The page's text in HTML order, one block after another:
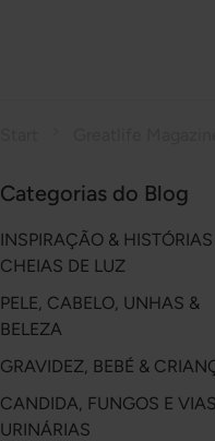
Categorias do Blog
INSPIRAÇÃO & HISTÓRIAS
CHEIAS DE LUZ
PELE, CABELO, UNHAS &
BELEZA
GRAVIDEZ, BEBÉ &
CANDIDA, FUNGOS E VIAS
URINÁRIAS